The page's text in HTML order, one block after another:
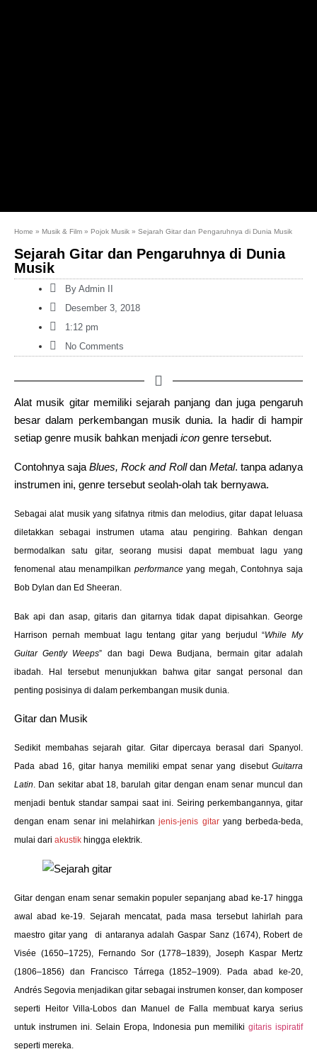
Home » Musik & Film » Pojok Musik » Sejarah Gitar dan Pengaruhnya di Dunia Musik
Sejarah Gitar dan Pengaruhnya di Dunia
Musik
By Admin II
Desember 3, 2018
1:12 pm
No Comments
Alat musik gitar memiliki sejarah panjang dan juga pengaruh
besar dalam perkembangan musik dunia. Ia hadir di hampir
setiap genre musik bahkan menjadi icon genre tersebut.
Contohnya sajaBlues, Rock and Rolldan Metal. tanpa adanya
instrumen ini, genre tersebut seolah-olah tak bernyawa.
Sebagai alat musik yang sifatnya ritmis dan melodius, gitar dapat leluasa
diletakkan sebagai instrumen utama atau pengiring. Bahkan dengan
bermodalkan satu gitar, seorang musisi dapat membuat lagu yang
fenomenal atau menampilkan performanceyang megah, Contohnya saja
Bob Dylan dan Ed Sheeran.
Bak api dan asap, gitaris dan gitarnya tidak dapat dipisahkan. George
Harrison pernah membuat lagu tentang gitar yang berjudul “While My
Guitar Gently Weeps” dan bagi Dewa Budjana, bermain gitar adalah
ibadah. Hal tersebut menunjukkan bahwa gitar sangat personal dan
penting posisinya di dalam perkembangan musik dunia.
Gitar dan Musik
Sedikit membahas sejarah gitar. Gitar dipercaya berasal dari Spanyol.
Pada abad 16, gitar hanya memiliki empat senar yang disebut Guitarra
Latin. Dan sekitar abat 18, barulah gitar dengan enam senar muncul dan
menjadi bentuk standar sampai saat ini. Seiring perkembangannya, gitar
dengan enam senar ini melahirkan jenis-jenis gitaryang berbeda-beda,
mulai dari akustik hingga elektrik.
Gitar dengan enam senar semakin populer sepanjang abad ke-17 hingga
awal abad ke-19. Sejarah mencatat, pada masa tersebut lahirlah para
maestro gitar yang di antaranya adalah Gaspar Sanz (1674), Robert de
Visée (1650–1725), Fernando Sor (1778–1839), Joseph Kaspar Mertz
(1806–1856) dan Francisco Tárrega (1852–1909). Pada abad ke-20,
Andrés Segovia menjadikan gitar sebagai instrumen konser, dan komposer
seperti Heitor Villa-Lobos dan Manuel de Falla membuat karya serius
untuk instrumen ini. Selain Eropa, Indonesia pun memiliki gitaris ispiratif
seperti mereka.